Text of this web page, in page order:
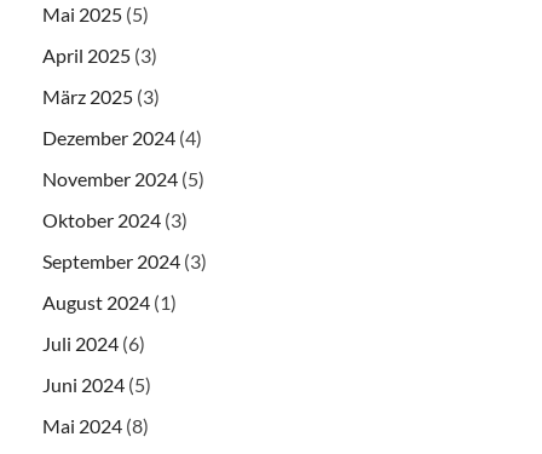
Mai 2025 (5)
April 2025 (3)
März 2025 (3)
Dezember 2024 (4)
November 2024 (5)
Oktober 2024 (3)
September 2024 (3)
August 2024 (1)
Juli 2024 (6)
Juni 2024 (5)
Mai 2024 (8)